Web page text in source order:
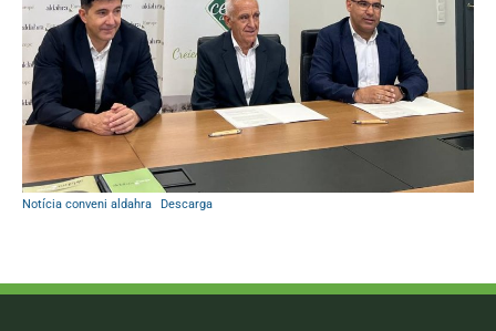
Notícia conveni aldahra Descarga